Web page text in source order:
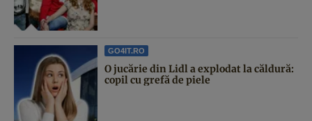
GO4IT.RO
O jucărie din Lidl a explodat la căldură:
copil cu grefă de piele